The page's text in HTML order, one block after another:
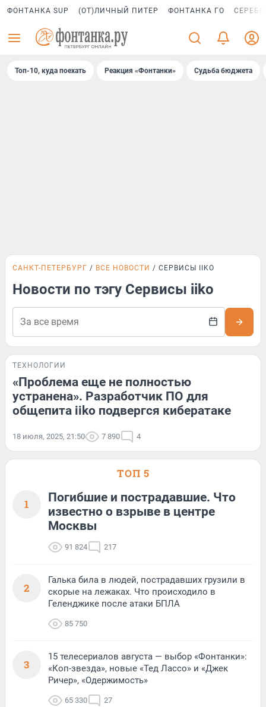
ФОНТАНКА SUP (ОТ)ЛИЧНЫЙ ПИТЕР ФОНТАНКА ГО
Топ-10, куда поехать Реакция «Фонтанки» Судьба бюджета
САНКТ-ПЕТЕРБУРГ ВСЕ НОВОСТИ СЕРВИСЫ IIKO
Новости по тэгу Сервисы iiko
ТЕХНОЛОГИИ
«Проблема еще не полностью
устранена». Разработчик ПО для
общепита iiko подвергся кибератаке
18 июля, 2025, 21:50 7 890 4
ТОП 5
1
Погибшие и пострадавшие. Что
известно о взрыве в центре
Москвы
91 824 217
2
Галька била в людей, пострадавших грузили в
скорые на лежаках. Что происходило в
Геленджике после атаки БПЛА
85 750
3
15 телесериалов августа — выбор «Фонтанки»:
«Коп-звезда», новые «Тед Лассо» и «Джек
Ричер», «Одержимость»
65 330 27